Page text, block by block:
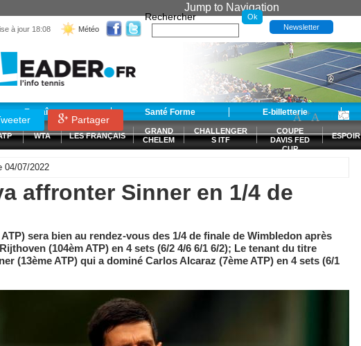
Jump to Navigation
à jour 18:08 Météo
Rechercher
Newsletter
Entraînement Santé Forme E-billetterie
WTA LES FRANÇAIS
GRAND
CHELEM
CHALLENGER
S ITF
COUPE
DAVIS FED
CUP
ESPOIR
Partager
-A +A
04/07/2022
affronter Sinner en 1/4 de
sera bien au rendez-vous des 1/4 de finale de Wimbledon après
(104èm ATP) en 4 sets (6/2 4/6 6/1 6/2); Le tenant du titre
(13ème ATP) qui a dominé Carlos Alcaraz (7ème ATP) en 4 sets (6/1